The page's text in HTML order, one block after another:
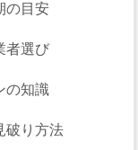
の目安
者選び
の知識
破り方法